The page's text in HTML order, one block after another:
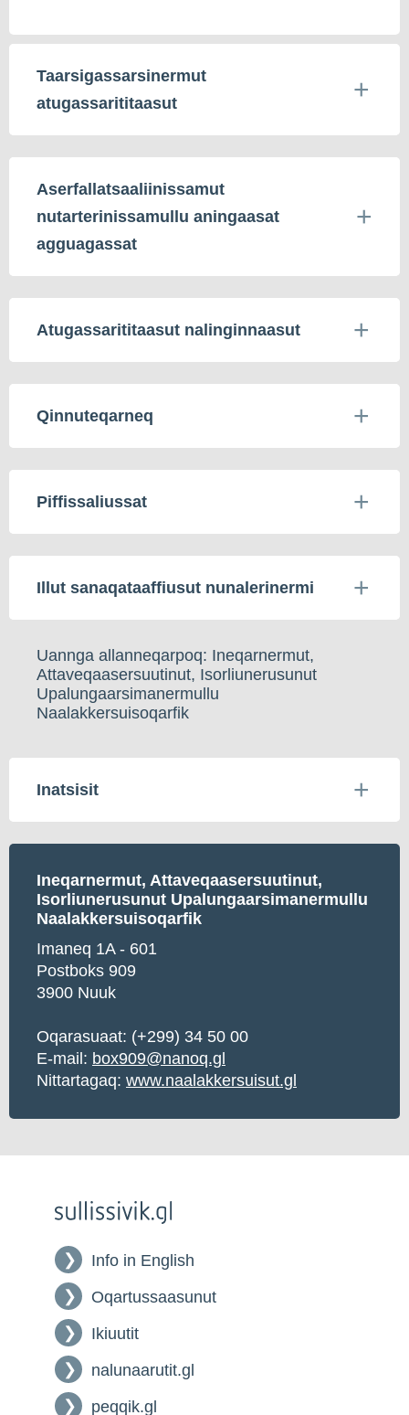
Taarsigassarsinermut
atugassarititaasut
Aserfallatsaaliinissamut
nutarterinissamullu aningaasat
agguagassat
Atugassarititaasut nalinginnaasut
Qinnuteqarneq
Piffissaliussat
Illut sanaqataaffiusut nunalerinermi
Uannga allanneqarpoq: Ineqarnermut,
Attaveqaasersuutinut, Isorliunerusunut
Upalungaarsimanermullu
Naalakkersuisoqarfik
Inatsisit
Ineqarnermut, Attaveqaasersuutinut,
Isorliunerusunut Upalungaarsimanermullu
Naalakkersuisoqarfik
Imaneq 1A - 601
Postboks 909
3900 Nuuk
Oqarasuaat: (+299) 34 50 00
E-mail: box909@nanoq.gl
Nittartagaq: www.naalakkersuisut.gl
Info in English
Oqartussaasunut
Ikiuutit
nalunaarutit.gl
peqqik.gl